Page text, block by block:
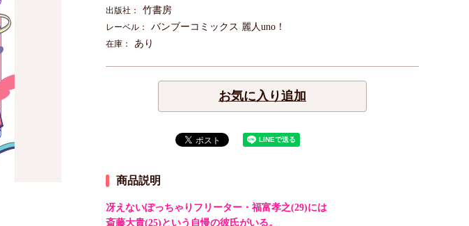
出版社： 竹書房
レーベル： バンブーコミックス 麗人uno！
在庫： あり
お気に入り追加
商品説明
冴えないぽっちゃりフリーター・福富孝之(29)には
斎藤大貴(25)という自慢の彼氏がいる。